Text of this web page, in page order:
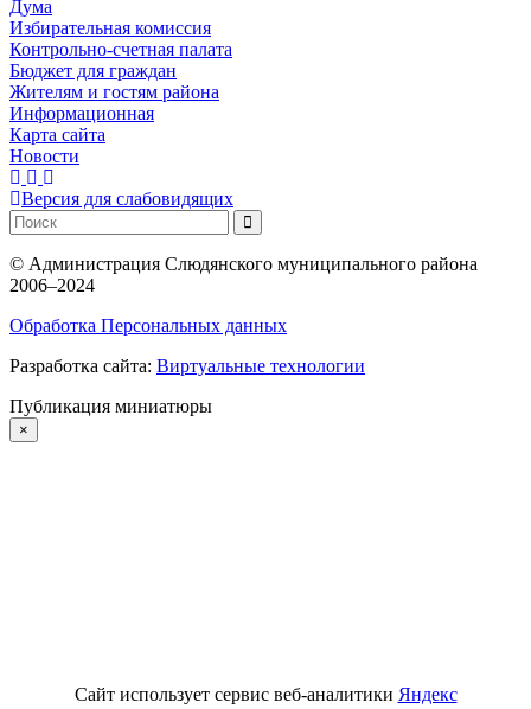
Дума
Избирательная комиссия
Контрольно-счетная палата
Бюджет для граждан
Жителям и гостям района
Информационная
Карта сайта
Новости
Версия для слабовидящих
© Администрация Слюдянского муниципального района
2006–2024
Обработка Персональных данных
Разработка сайта: Виртуальные технологии
Публикация миниатюры
×
Сайт использует сервис веб-аналитики Яндекс